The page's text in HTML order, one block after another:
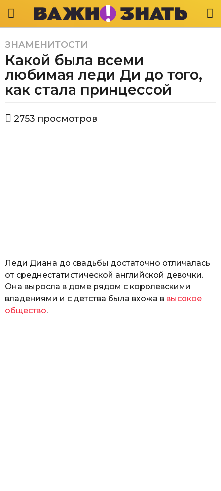
6
л
т
a
o
ЗНАМЕНИТОСТИ
Какой была всеми
любимая леди Ди до того,
как стала принцессой
в
2753 просмотров
Леди Диана до свадьбы достаточно отличалась
от среднестатистической английской девочки.
Она выросла в доме рядом с королевскими
владениями и с детства была вхожа в высокое
общество.